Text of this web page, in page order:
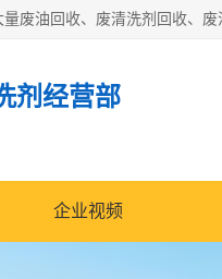
剂经营部
企业视频